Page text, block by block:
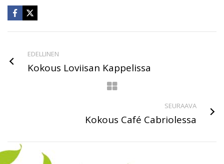
EDELLINEN
Kokous Loviisan Kappelissa
SEURAAVA
Kokous Café Cabriolessa